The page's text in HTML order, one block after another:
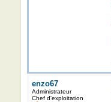
enzo67
Administrateur
Chef d'exploitation